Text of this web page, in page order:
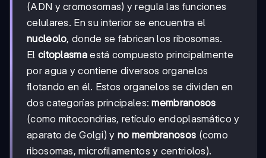
(ADN y cromosomas) y regula las funciones
celulares. En su interior se encuentra el
nucleolo, donde se fabrican los ribosomas.
El citoplasmaestá compuesto principalmente
por agua y contiene diversos organelos
flotando en él. Estos organelos se dividen en
dos categorías principales:membranosos
(como mitocondrias, retículo endoplasmático y
aparato de Golgi) yno membranosos (como
ribosomas, microfilamentos y centriolos).